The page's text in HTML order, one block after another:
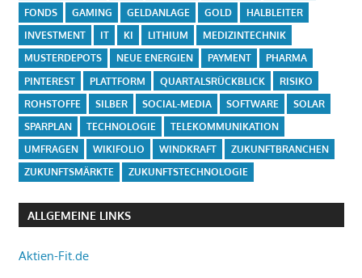
FONDS
GAMING GELDANLAGE GOLD
HALBLEITER
INVESTMENT
IT KI LITHIUM
MEDIZINTECHNIK
MUSTERDEPOTS
NEUE ENERGIEN PAYMENT
PHARMA
PINTEREST
PLATTFORM QUARTALSRÜCKBLICK
RISIKO
ROHSTOFFE
SILBER SOCIAL-MEDIA SOFTWARE
SOLAR
SPARPLAN
TECHNOLOGIE
TELEKOMMUNIKATION
UMFRAGEN
WIKIFOLIO WINDKRAFT
ZUKUNFTBRANCHEN
ZUKUNFTSMÄRKTE
ZUKUNFTSTECHNOLOGIE
ALLGEMEINE LINKS
Aktien-Fit.de